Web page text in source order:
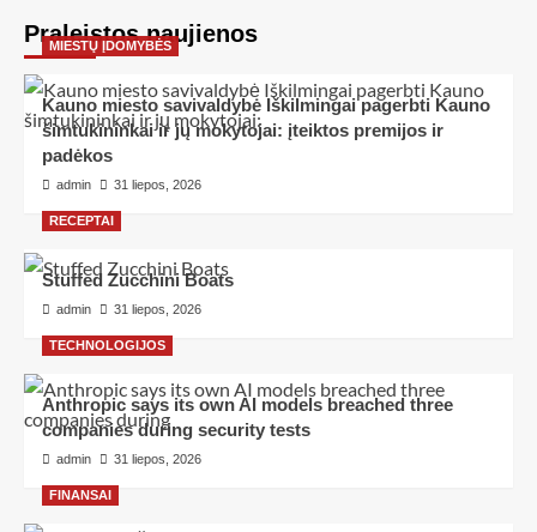
Praleistos naujienos
MIESTŲ ĮDOMYBĖS
Kauno miesto savivaldybė Iškilmingai pagerbti Kauno
šimtukininkai ir jų mokytojai: įteiktos premijos ir
padėkos
admin 31 liepos, 2026
RECEPTAI
Stuffed Zucchini Boats
admin 31 liepos, 2026
TECHNOLOGIJOS
Anthropic says its own AI models breached three
companies during security tests
admin 31 liepos, 2026
FINANSAI